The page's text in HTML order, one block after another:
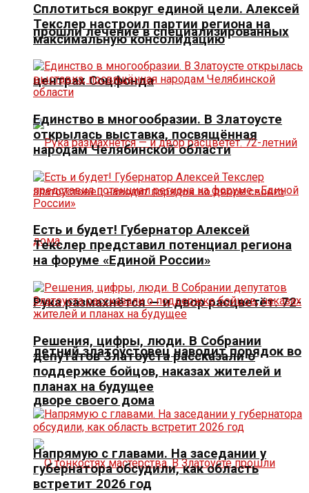
прошли лечение в специализированных
центрах Соцфонда
Рука размахнётся — и двор расцветёт. 72-
летний златоустовец наводит порядок во
дворе своего дома
Сплотиться вокруг единой цели. Алексей
Текслер настроил партии региона на
максимальную консолидацию
Единство в многообразии. В Златоусте
открылась выставка, посвящённая
народам Челябинской области
Есть и будет! Губернатор Алексей
Текслер представил потенциал региона
на форуме «Единой России»
Решения, цифры, люди. В Собрании
депутатов Златоуста рассказали о
поддержке бойцов, наказах жителей и
планах на будущее
Напрямую с главами. На заседании у
губернатора обсудили, как область
встретит 2026 год